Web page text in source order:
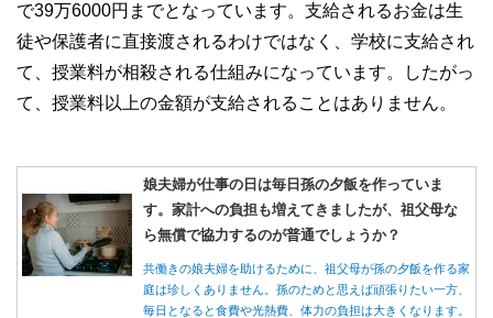
で39万6000円までとなっています。支給されるお金は生
徒や保護者に直接渡されるわけではなく、学校に支給され
て、授業料が相殺される仕組みになっています。したがっ
て、授業料以上の金額が支給されることはありません。
娘夫婦が仕事の日は毎日孫の夕飯を作っていま
す。家計への負担も増えてきましたが、祖父母な
ら無償で協力するのが普通でしょうか？
共働きの娘夫婦を助けるために、祖父母が孫の夕飯を作る家
庭は珍しくありません。孫のためと思えば頑張りたい一方、
毎日となると食費や光熱費、体力の負担は大きくなります。